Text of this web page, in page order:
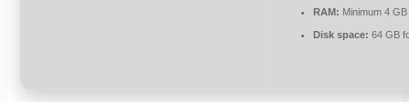
RAM: Minimum 4 GB
Disk space: 64 GB